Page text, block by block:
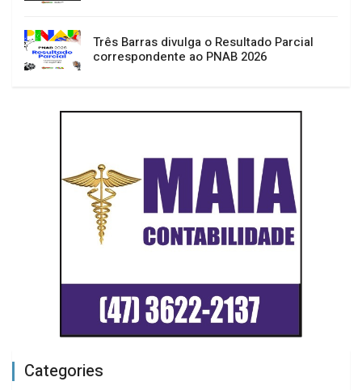
Três Barras divulga o Resultado Parcial
correspondente ao PNAB 2026
Categories